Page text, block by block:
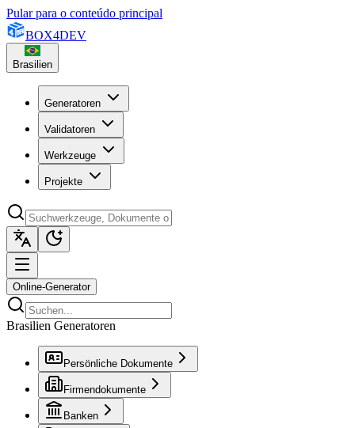
Pular para o conteúdo principal
BOX4DEV
Brasilien
Generatoren
Validatoren
Werkzeuge
Projekte
Online-Generator
Brasilien Generatoren
Persönliche Dokumente
Firmendokumente
Banken